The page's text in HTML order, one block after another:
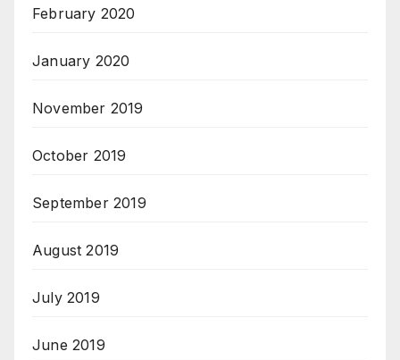
February 2020
January 2020
November 2019
October 2019
September 2019
August 2019
July 2019
June 2019